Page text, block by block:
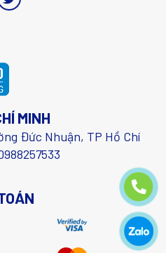
MINH
Đức Nhuận, TP Hồ Chí